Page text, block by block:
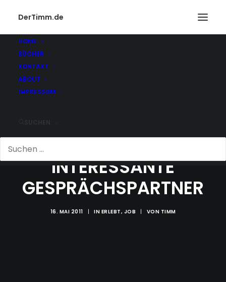
DerTimm.de
HOME
BÜCHER
KONTAKT
ABOUT
IMPRESSUM
INTERESSANTE
GESPRÄCHSPARTNER
16. MAI 2011 | IN ERLEBT, JOB | VON TIMM